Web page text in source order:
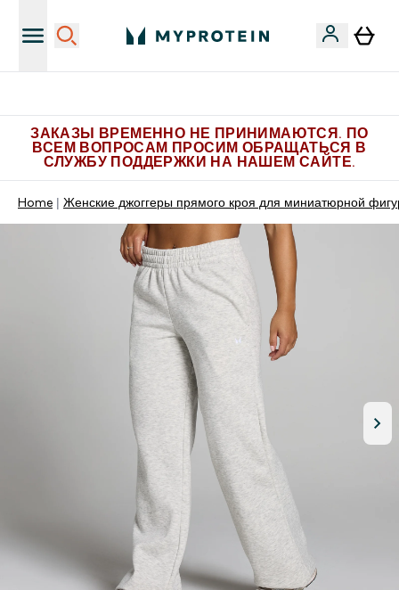
ЗАКАЗЫ ВРЕМЕННО НЕ ПРИНИМАЮТСЯ. ПО
ВСЕМ ВОПРОСАМ ПРОСИМ ОБРАЩАТЬСЯ В
СЛУЖБУ ПОДДЕРЖКИ НА НАШЕМ САЙТЕ.
Home Женские джоггеры прямого кроя для миниатюрной